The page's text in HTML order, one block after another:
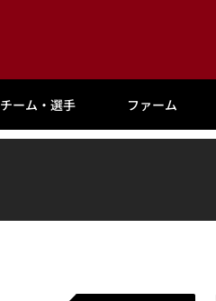
チーム・選手 ファーム